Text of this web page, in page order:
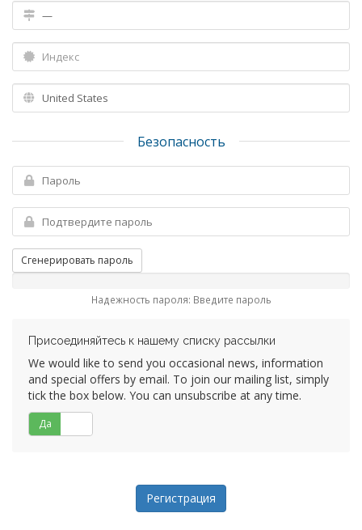
Безопасность
Сгенерировать пароль
Надежность пароля: Введите пароль
Присоединяйтесь к нашему списку рассылки
We would like to send you occasional news, information
and special offers by email. To join our mailing list, simply
tick the box below. You can unsubscribe at any time.
Да